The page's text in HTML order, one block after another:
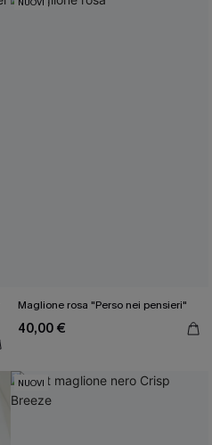
Maglione rosa "Perso nei pensieri"
40,00 €
NUOVI